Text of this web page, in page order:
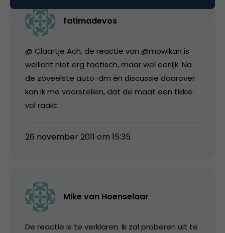
fatimadevos
@ Claartje Ach, de reactie van @mowikan is
wellicht niet erg tactisch, maar wel eerlijk. Na
de zoveelste auto-dm én discussie daarover
kan ik me voorstellen, dat de maat een tikkie
vol raakt.
26 november 2011 om 15:35
Mike van Hoenselaar
De reactie is te verklaren. Ik zal proberen uit te